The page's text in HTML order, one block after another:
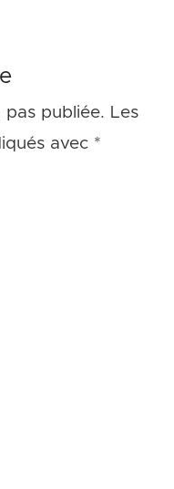
pas publiée. Les
avec *